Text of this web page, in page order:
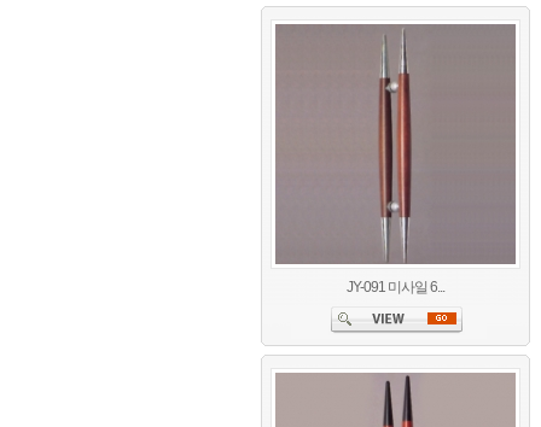
JY-091 미사일 6...